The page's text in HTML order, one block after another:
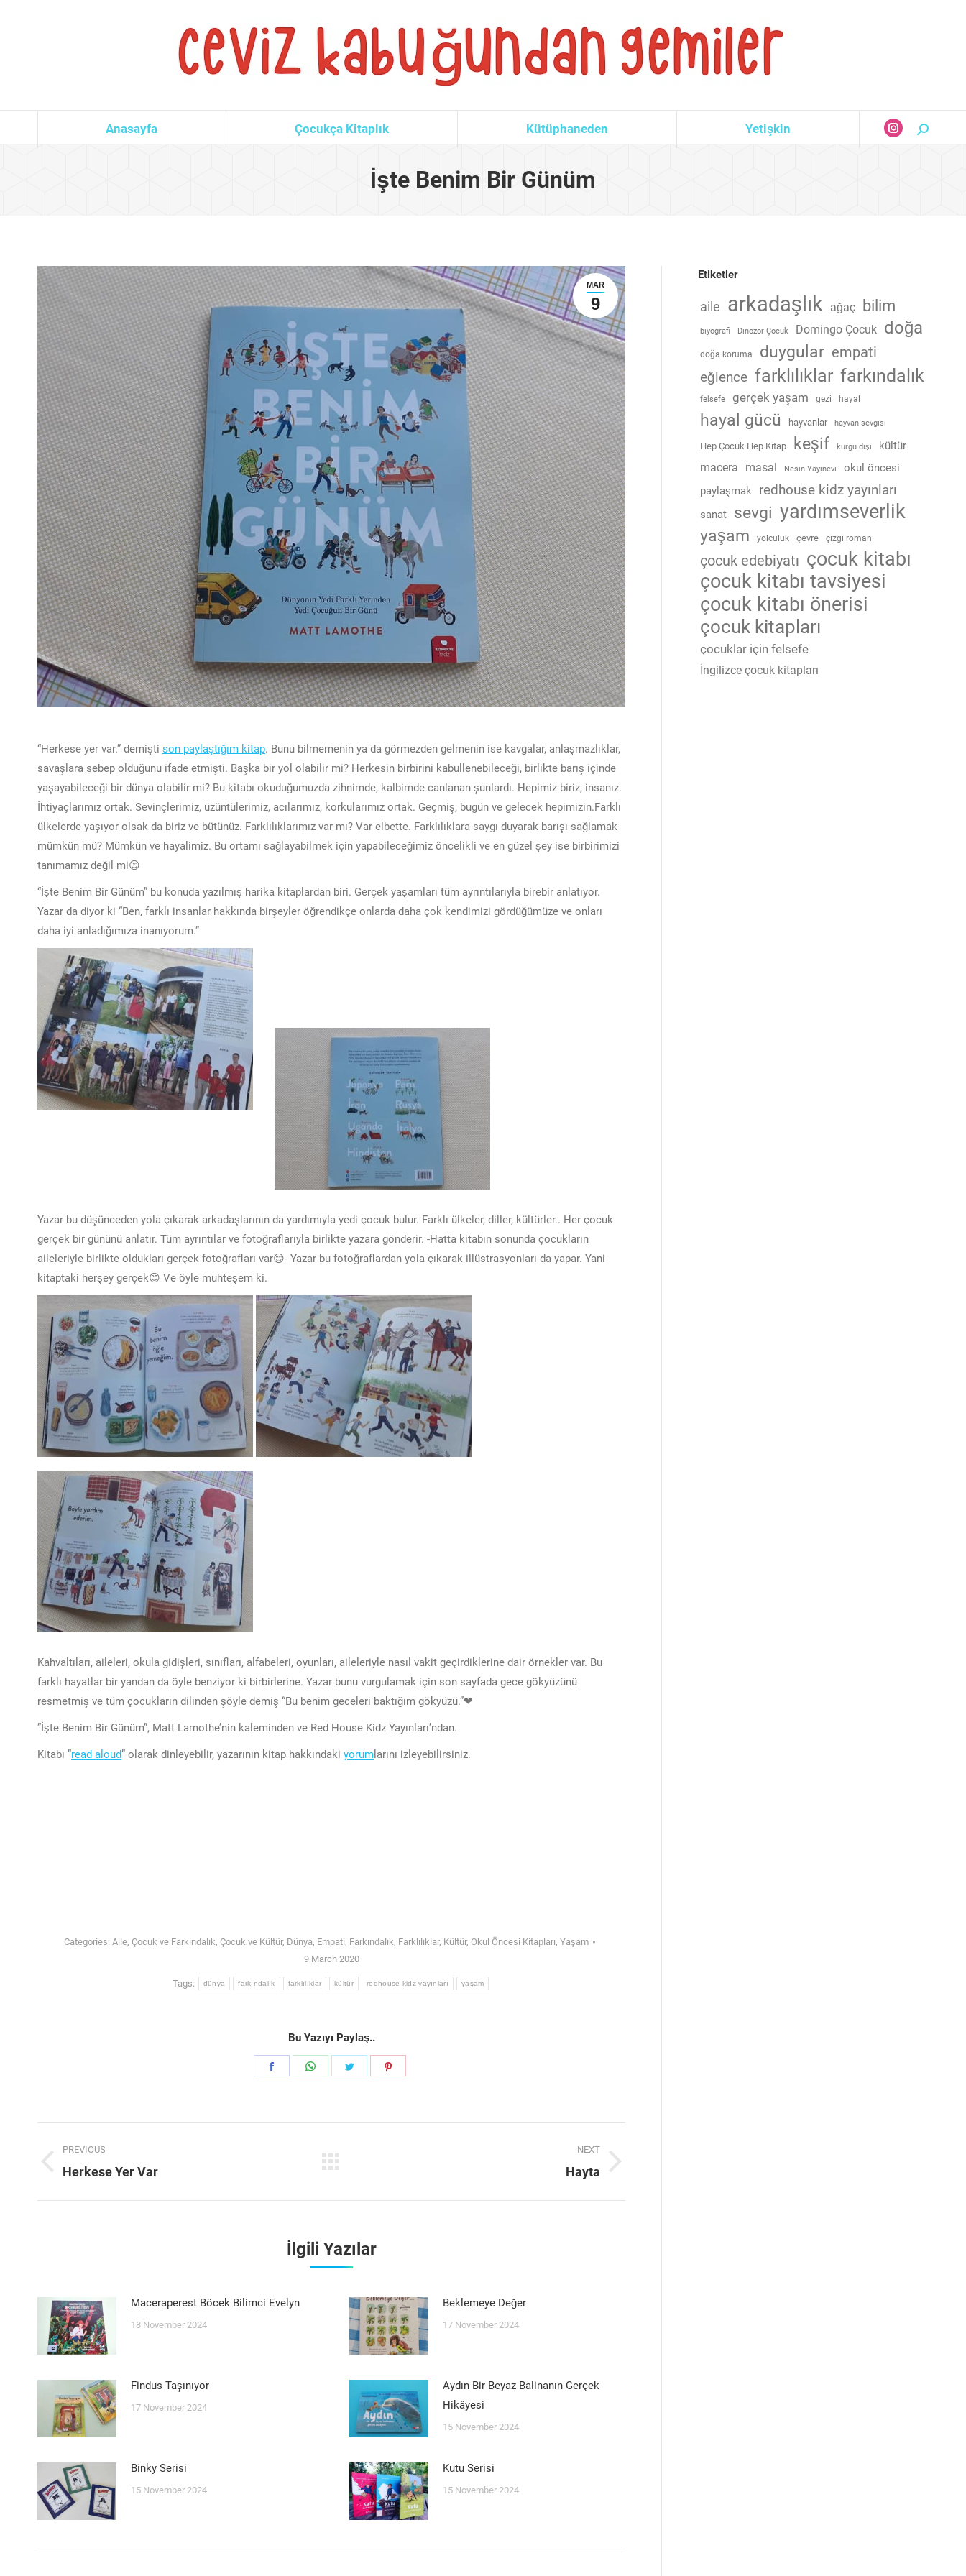
Anasayfa Çocukça Kitaplık Kütüphaneden Yetişkin
Instagram
Search:
İşte Benim Bir Günüm
MAR
9
“Herkese yer var.” demişti son paylaştığım kitap. Bunu bilmemenin ya da görmezden gelmenin ise kavgalar, anlaşmazlıklar,
savaşlara sebep olduğunu ifade etmişti. Başka bir yol olabilir mi? Herkesin birbirini kabullenebileceği, birlikte barış içinde
yaşayabileceği bir dünya olabilir mi? Bu kitabı okuduğumuzda zihnimde, kalbimde canlanan şunlardı. Hepimiz biriz, insanız.
İhtiyaçlarımız ortak. Sevinçlerimiz, üzüntülerimiz, acılarımız, korkularımız ortak. Geçmiş, bugün ve gelecek hepimizin.Farklı
ülkelerde yaşıyor olsak da biriz ve bütünüz. Farklılıklarımız var mı? Var elbette. Farklılıklara saygı duyarak barışı sağlamak
mümkün mü? Mümkün ve hayalimiz. Bu ortamı sağlayabilmek için yapabileceğimiz öncelikli ve en güzel şey ise birbirimizi
tanımamız değil mi😊
“İşte Benim Bir Günüm” bu konuda yazılmış harika kitaplardan biri. Gerçek yaşamları tüm ayrıntılarıyla birebir anlatıyor.
Yazar da diyor ki “Ben, farklı insanlar hakkında birşeyler öğrendikçe onlarda daha çok kendimizi gördüğümüze ve onları
daha iyi anladığımıza inanıyorum.”
Yazar bu düşünceden yola çıkarak arkadaşlarının da yardımıyla yedi çocuk bulur. Farklı ülkeler, diller, kültürler.. Her çocuk
gerçek bir gününü anlatır. Tüm ayrıntılar ve fotoğraflarıyla birlikte yazara gönderir. -Hatta kitabın sonunda çocukların
aileleriyle birlikte oldukları gerçek fotoğrafları var😊- Yazar bu fotoğraflardan yola çıkarak illüstrasyonları da yapar. Yani
kitaptaki herşey gerçek😊 Ve öyle muhteşem ki.
Kahvaltıları, aileleri, okula gidişleri, sınıfları, alfabeleri, oyunları, aileleriyle nasıl vakit geçirdiklerine dair örnekler var. Bu
farklı hayatlar bir yandan da öyle benziyor ki birbirlerine. Yazar bunu vurgulamak için son sayfada gece gökyüzünü
resmetmiş ve tüm çocukların dilinden şöyle demiş “Bu benim geceleri baktığım gökyüzü.”❤
”İşte Benim Bir Günüm”, Matt Lamothe’nin kaleminden ve Red House Kidz Yayınları’ndan.
Kitabı ”read aloud” olarak dinleyebilir, yazarının kitap hakkındaki yorum larını izleyebilirsiniz.
Categories: Aile, Çocuk ve Farkındalık, Çocuk ve Kültür, Dünya, Empati, Farkındalık, Farklılıklar, Kültür, Okul Öncesi Kitapları, Yaşam
9 March 2020
Tags: dünya farkındalık farklılıklar kültür redhouse kidz yayınları yaşam
Bu Yazıyı Paylaş..
Share
Share
navigation
PREVIOUS
Previous
Herkese Yer Var
NEXT
Hayta
İlgili Yazılar
Maceraperest Böcek Bilimci Evelyn
18 November 2024
Beklemeye Değer
17 November 2024
Findus Taşınıyor
17 November 2024
Aydın Bir Beyaz Balinanın Gerçek
Hikâyesi
15 November 2024
Binky Serisi
15 November 2024
Kutu Serisi
15 November 2024
Etiketler
aile arkadaşlık ağaç bilim
biyografi Dinozor Çocuk Domingo Çocuk doğa
doğa koruma duygular empati
eğlence farklılıklar farkındalık
felsefe gerçek yaşam gezi hayal
hayal gücü hayvanlar hayvan sevgisi
Hep Çocuk Hep Kitap keşif kurgu dışı kültür
macera masal Nesin Yayınevi
okul öncesi
paylaşmak
redhouse kidz yayınları
sanat sevgi yardımseverlik
yaşam yolculuk çevre çizgi roman
çocuk edebiyatı çocuk kitabı
çocuk kitabı tavsiyesi
çocuk kitabı önerisi
çocuk kitapları
çocuklar için felsefe
İngilizce çocuk kitapları